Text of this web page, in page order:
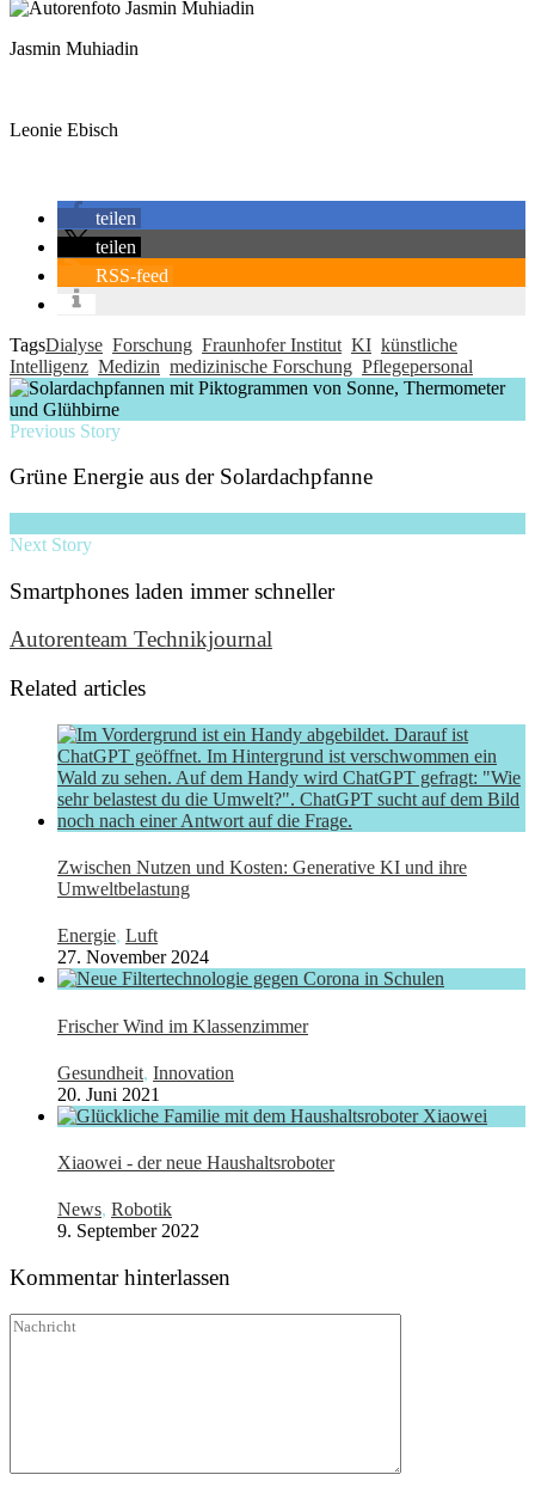
Jasmin Muhiadin
Leonie Ebisch
teilen
teilen
RSS-feed
TagsDialyse Forschung Fraunhofer Institut KI künstliche
Intelligenz Medizin medizinische Forschung Pflegepersonal
Previous Story
Grüne Energie aus der Solardachpfanne
Next Story
Smartphones laden immer schneller
Autorenteam Technikjournal
Related articles
Zwischen Nutzen und Kosten: Generative KI und ihre
Umweltbelastung
Energie, Luft
27. November 2024
Frischer Wind im Klassenzimmer
Gesundheit, Innovation
20. Juni 2021
Xiaowei - der neue Haushaltsroboter
News, Robotik
9. September 2022
Kommentar hinterlassen